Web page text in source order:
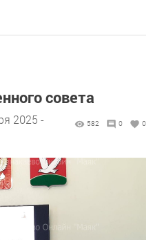
совета
2025 -
582 0 0